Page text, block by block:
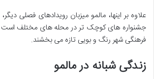
علاوه بر اینها، مالمو میزبان رویدادهای فصلی
جشنواره های کوچک تر در محله های مختلف است
فرهنگی شهر رنگ و بویی تازه می بخشند.
زندگی شبانه در مالمو